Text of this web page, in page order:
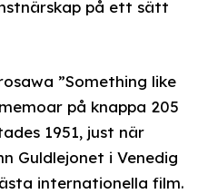
på ett sätt
”Something like
på knappa 205
1951, just när
Guldlejonet i Venedig
internationella film.